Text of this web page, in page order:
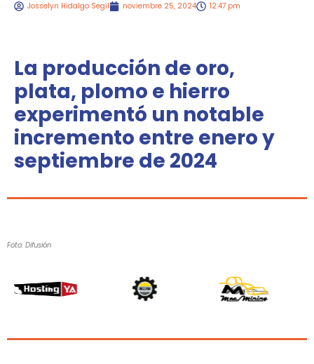
Josselyn Hidalgo Segil noviembre 25, 2024 12:47 pm
La producción de oro,
plata, plomo e hierro
experimentó un notable
incremento entre enero y
septiembre de 2024
Foto: Difusión